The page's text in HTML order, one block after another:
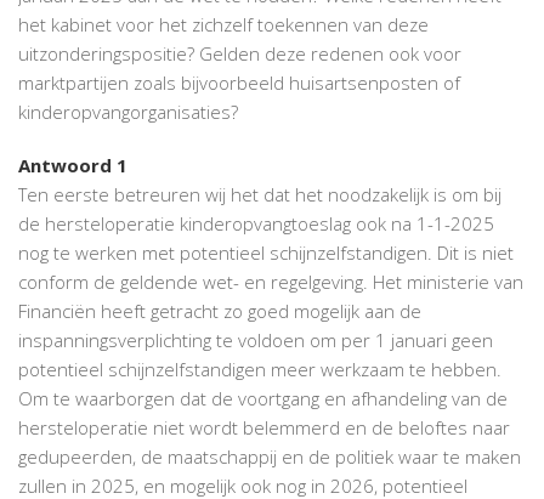
het kabinet voor het zichzelf toekennen van deze
uitzonderingspositie? Gelden deze redenen ook voor
marktpartijen zoals bijvoorbeeld huisartsenposten of
kinderopvangorganisaties?
Antwoord 1
Ten eerste betreuren wij het dat het noodzakelijk is om bij
de hersteloperatie kinderopvangtoeslag ook na 1-1-2025
nog te werken met potentieel schijnzelfstandigen. Dit is niet
conform de geldende wet- en regelgeving. Het ministerie van
Financiën heeft getracht zo goed mogelijk aan de
inspanningsverplichting te voldoen om per 1 januari geen
potentieel schijnzelfstandigen meer werkzaam te hebben.
Om te waarborgen dat de voortgang en afhandeling van de
hersteloperatie niet wordt belemmerd en de beloftes naar
gedupeerden, de maatschappij en de politiek waar te maken
zullen in 2025, en mogelijk ook nog in 2026, potentieel